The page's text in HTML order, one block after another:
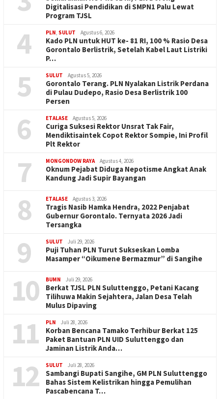
Digitalisasi Pendidikan di SMPN1 Palu Lewat
Program TJSL
4 PLN SULUT Agustus 6, 2026
Kado PLN untuk HUT ke- 81 RI, 100 % Rasio Desa
Gorontalo Berlistrik, Setelah Kabel Laut Listriki
P…
5 SULUT Agustus 5, 2026
Gorontalo Terang. PLN Nyalakan Listrik Perdana
di Pulau Dudepo, Rasio Desa Berlistrik 100
Persen
6 ETALASE Agustus 5, 2026
Curiga Suksesi Rektor Unsrat Tak Fair,
Mendiktisaintek Copot Rektor Sompie, Ini Profil
Plt Rektor
7 MONGONDOW RAYA Agustus 4, 2026
Oknum Pejabat Diduga Nepotisme Angkat Anak
Kandung Jadi Supir Bayangan
8 ETALASE Agustus 3, 2026
Tragis Nasib Hamka Hendra, 2022 Penjabat
Gubernur Gorontalo. Ternyata 2026 Jadi
Tersangka
9 SULUT Juli 29, 2026
Puji Tuhan PLN Turut Sukseskan Lomba
Masamper “Oikumene Bermazmur” di Sangihe
10 BUMN Juli 29, 2026
Berkat TJSL PLN Suluttenggo, Petani Kacang
Tilihuwa Makin Sejahtera, Jalan Desa Telah
Mulus Dipaving
11 PLN Juli 28, 2026
Korban Bencana Tamako Terhibur Berkat 125
Paket Bantuan PLN UID Suluttenggo dan
Jaminan Listrik Anda…
12 SULUT Juli 28, 2026
Sambangi Bupati Sangihe, GM PLN Suluttenggo
Bahas Sistem Kelistrikan hingga Pemulihan
Pascabencana T…